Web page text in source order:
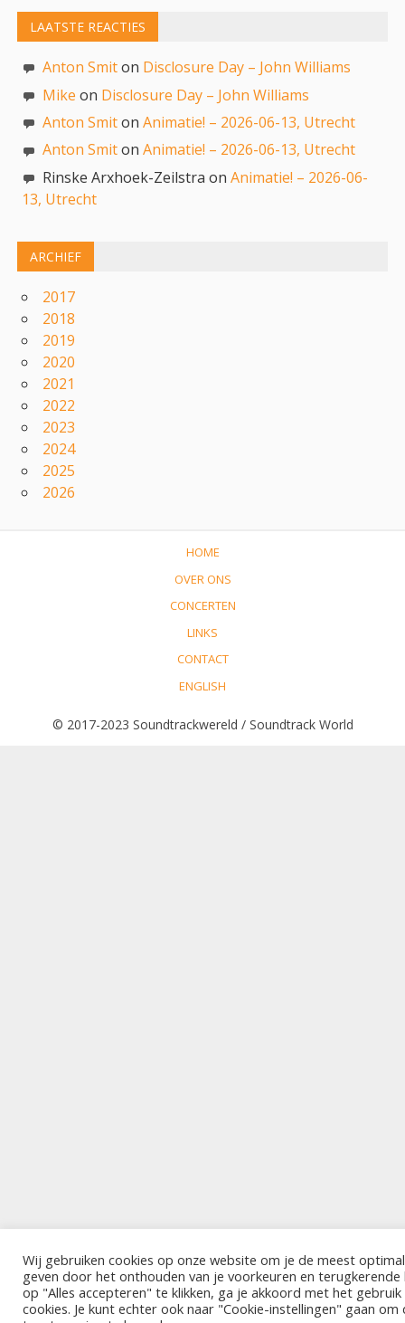
LAATSTE REACTIES
Anton Smiton Disclosure Day – John Williams
Mike on Disclosure Day – John Williams
Anton SmitonAnimatie! – 2026-06-13, Utrecht
Anton SmitonAnimatie! – 2026-06-13, Utrecht
Rinske Arxhoek-Zeilstra onAnimatie! – 2026-06-
13, Utrecht
ARCHIEF
2017
2018
2019
2020
2021
2022
2023
2024
2025
2026
HOME
OVER ONS
CONCERTEN
LINKS
CONTACT
ENGLISH
© 2017-2023 Soundtrackwereld / Soundtrack World
Wij gebruiken cookies op onze website om je de meest
geven door het onthouden van je voorkeuren en terugkerende
op "Alles accepteren" te klikken, ga je akkoord met het gebruik
cookies. Je kunt echter ook naar "Cookie-instellingen" gaan om